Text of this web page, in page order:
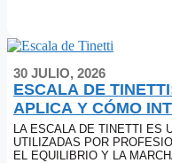
30 JULIO, 2026
ESCALA DE
APLICA Y CÓMO
RESULTADOS
LA ESCALA DE TINETTI ES
UTILIZADAS POR
EL EQUILIBRIO Y LA